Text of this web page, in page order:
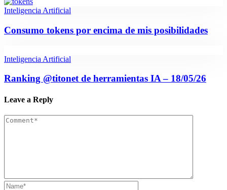
Inteligencia Artificial
Consumo tokens por encima de mis posibilidades
Inteligencia Artificial
Ranking @titonet de herramientas IA – 18/05/26
Leave a Reply